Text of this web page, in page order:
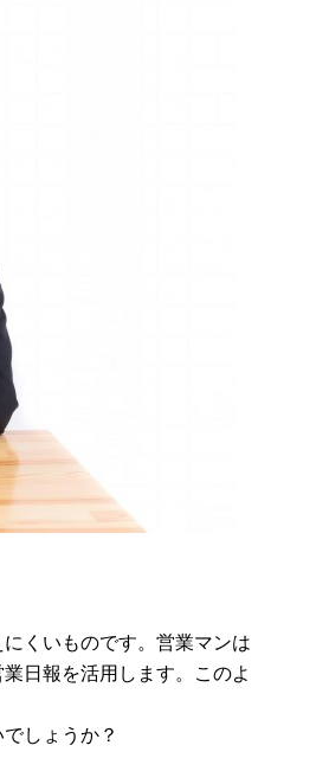
くいものです。営業マンは
日報を活用します。このよ
しょうか？